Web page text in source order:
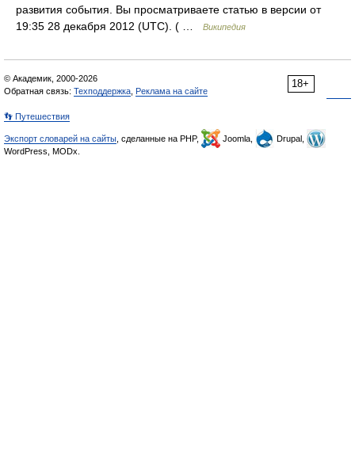
развития события. Вы просматриваете статью в версии от
19:35 28 декабря 2012 (UTC). ( …
Википедия
18+
© Академик, 2000-2026
Обратная связь: Техподдержка Реклама на сайте
👣 Путешествия
Экспорт словарей на сайты , сделанные на PHP, Joomla,
Drupal,
WordPress, MODx.